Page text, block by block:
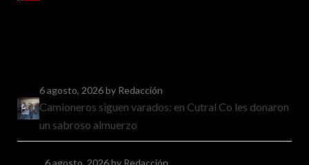
6 agosto, 2026by Redacción
Camioneros siguen varados: en Cutral Co les donaron
un sabroso almuerzo